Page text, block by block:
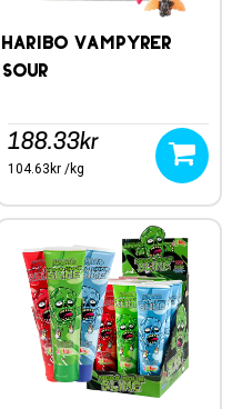
Haribo Vampyrer
Sour
188.33kr
104.63kr /kg